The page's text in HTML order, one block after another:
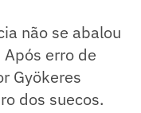
não se abalou
erro de
Gyökeres
dos suecos.